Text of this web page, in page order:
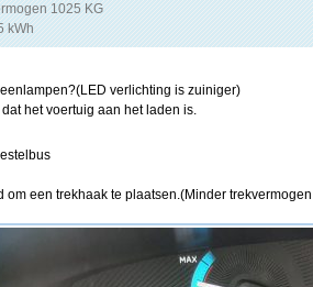
1025 KG
kWh
verlichting is zuiniger)
het voertuig aan het laden is.
om een trekhaak te plaatsen.(Minder